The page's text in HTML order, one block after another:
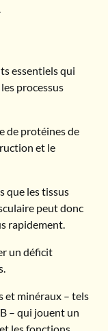
essentiels qui
processus
de protéines de
et le
que les tissus
peut donc
rapidement.
un déficit
et minéraux – tels
– qui jouent un